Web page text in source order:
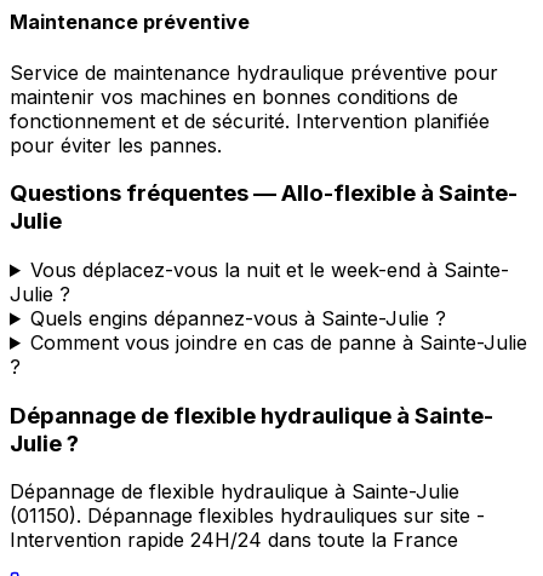
Maintenance préventive
Service de maintenance hydraulique préventive pour
maintenir vos machines en bonnes conditions de
fonctionnement et de sécurité. Intervention planifiée
pour éviter les pannes.
Questions fréquentes —Allo-flexible à Sainte-
Julie
Vous déplacez-vous la nuit et le week-end à Sainte-
Julie ?
Quels engins dépannez-vous à Sainte-Julie ?
Comment vous joindre en cas de panne à Sainte-Julie
?
Dépannage de flexible hydraulique à Sainte-
Julie?
Dépannage de flexible hydraulique à Sainte-Julie
(01150). Dépannage flexibles hydrauliques sur site -
Intervention rapide 24H/24 dans toute la France